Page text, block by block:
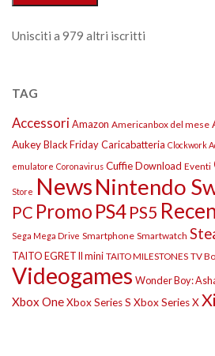
Unisciti a 979 altri iscritti
TAG
AccessoriAmazon Americanbox del mese
AukeyBlack FridayCaricabatteria Clockwork
emulatore Coronavirus CuffieDownload Eventi
Store NewsNintendo
PC Promo PS4PS5
Sega Mega Drive Smartphone Smartwatch
TAITO EGRET II mini TAITO MILESTONES TV
Videogames Wonder Boy:
Xbox OneXbox Series S Xbox Series X